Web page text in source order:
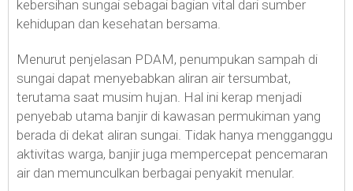
kebersihan sungai sebagai bagian vital dari sumber
kehidupan dan kesehatan bersama.
Menurut penjelasan PDAM, penumpukan sampah di
sungai dapat menyebabkan aliran air tersumbat,
terutama saat musim hujan. Hal ini kerap menjadi
penyebab utama banjir di kawasan permukiman yang
berada di dekat aliran sungai. Tidak hanya mengganggu
aktivitas warga, banjir juga mempercepat pencemaran
air dan memunculkan berbagai penyakit menular.